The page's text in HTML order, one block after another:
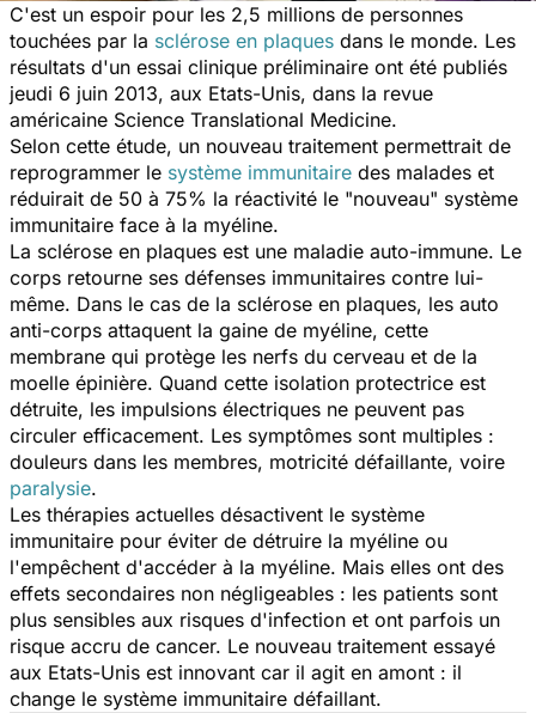
C'est un espoir pour les 2,5 millions de personnes
touchées par la sclérose en plaques dans le monde. Les
résultats d'un essai clinique préliminaire ont été publiés
jeudi 6 juin 2013, aux Etats-Unis, dans la revue
américaine Science Translational Medicine.
Selon cette étude, un nouveau traitement permettrait de
reprogrammer le système immunitaire des malades et
réduirait de 50 à 75% la réactivité le "nouveau" système
immunitaire face à la myéline.
La sclérose en plaques est une maladie auto-immune. Le
corps retourne ses défenses immunitaires contre lui-
même. Dans le cas de la sclérose en plaques, les auto
anti-corps attaquent la gaine de myéline, cette
membrane qui protège les nerfs du cerveau et de la
moelle épinière. Quand cette isolation protectrice est
détruite, les impulsions électriques ne peuvent pas
circuler efficacement. Les symptômes sont multiples :
douleurs dans les membres, motricité défaillante, voire
paralysie.
Les thérapies actuelles désactivent le système
immunitaire pour éviter de détruire la myéline ou
l'empêchent d'accéder à la myéline. Mais elles ont des
effets secondaires non négligeables : les patients sont
plus sensibles aux risques d'infection et ont parfois un
risque accru de cancer. Le nouveau traitement essayé
aux Etats-Unis est innovant car il agit en amont : il
change le système immunitaire défaillant.